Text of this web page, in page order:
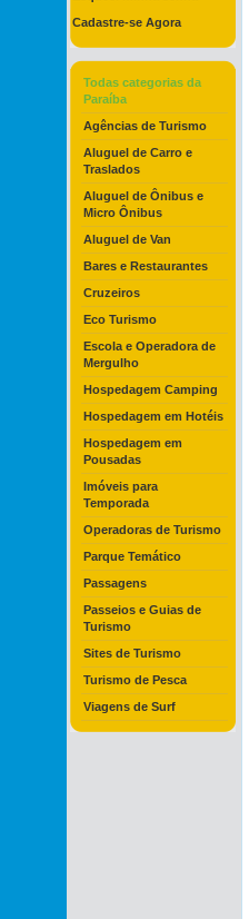
Cadastre-se Agora
Todas categorias da
Paraíba
Agências de Turismo
Aluguel de Carro e
Traslados
Aluguel de Ônibus e
Micro Ônibus
Aluguel de Van
Bares e Restaurantes
Cruzeiros
Eco Turismo
Escola e Operadora de
Mergulho
Hospedagem Camping
Hospedagem em Hotéis
Hospedagem em
Pousadas
Imóveis para
Temporada
Operadoras de Turismo
Parque Temático
Passagens
Passeios e Guias de
Turismo
Sites de Turismo
Turismo de Pesca
Viagens de Surf